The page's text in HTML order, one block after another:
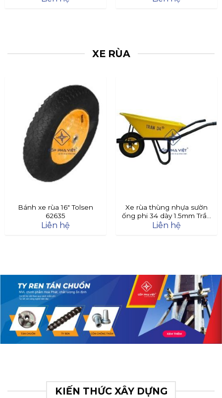
XE RÙA
Bánh xe rùa 16″ Tolsen
62635
Liên hệ
Xe rùa thùng nhựa sườn
ống phi 34 dày 1.5mm Trần
Đà
Liên hệ
KIẾN THỨC XÂY DỰNG